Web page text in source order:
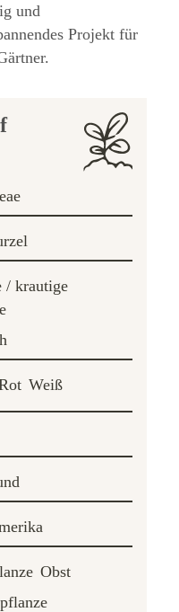
und
Projekt für
/ krautige
Weiß
Obst